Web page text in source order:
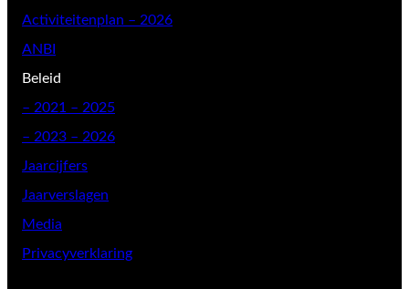
Activiteitenplan – 2026
ANBI
Beleid
– 2021 – 2025
– 2023 – 2026
Jaarcijfers
Jaarverslagen
Media
Privacyverklaring